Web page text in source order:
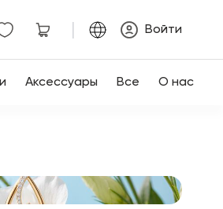
Войти
Аксессуары Все О нас